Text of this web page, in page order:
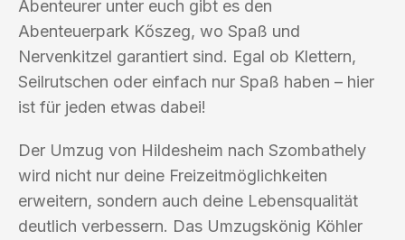
Abenteurer unter euch gibt es den
Abenteuerpark Kőszeg, wo Spaß und
Nervenkitzel garantiert sind. Egal ob Klettern,
Seilrutschen oder einfach nur Spaß haben – hier
ist für jeden etwas dabei!
Der Umzug von Hildesheim nach Szombathely
wird nicht nur deine Freizeitmöglichkeiten
erweitern, sondern auch deine Lebensqualität
deutlich verbessern. Das Umzugskönig Köhler